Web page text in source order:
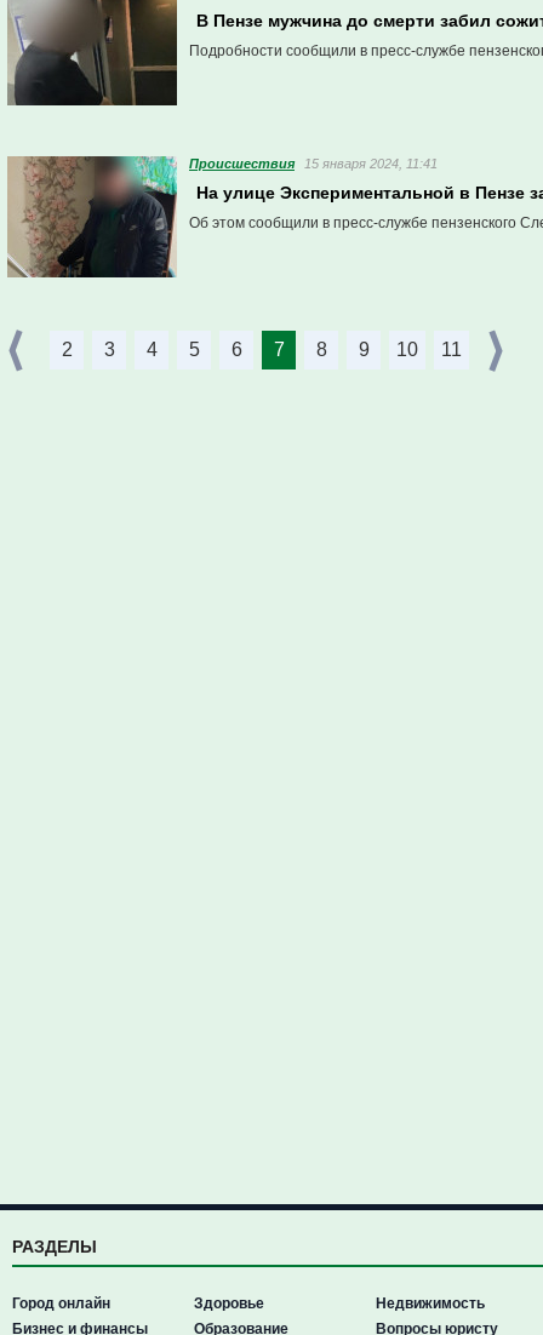
В Пензе мужчина до смерти забил
Подробности сообщили в пресс-службе
Проиcшествия 15 января 2024, 11:41
На улице Экспериментальной в Пензе
Об этом сообщили в пресс-службе пензенского
2 3 4 5 6 7 8 9 10 11
РАЗДЕЛЫ
Город онлайн
Бизнес и финансы
Здоровье
Образование
Недвижимость
Вопросы юристу